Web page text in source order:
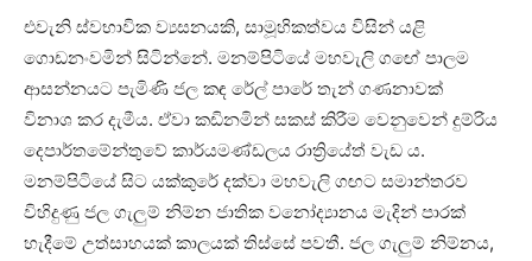
එවැනි ස්වභාවික ව්‍යසනයකි, සාමූහිකත්වය විසින් යළි
ගොඩනංවමින් සිටින්නේ. මනම්පිටියේ මහවැලි ගඟේ පාලම
ආසන්නයට පැමිණි ජල කඳ රේල් පාරේ තැන් ගණනාවක්
විනාශ කර දැමීය. ඒවා කඩිනමින් සකස් කිරීම වෙනුවෙන් දුම්රිය
දෙපාර්තමේන්තුවේ කාර්යමණ්ඩලය රාත්‍රියේත් වැඩ ය.
මනම්පිටියේ සිට යක්කුරේ දක්වා මහවැලි ගඟට සමාන්තරව
විහිදුණු ජල ගැලුම් නිම්න ජාතික වනෝද්‍යානය මැදින් පාරක්
හැදීමේ උත්සාහයක් කාලයක් තිස්සේ පවතී. ජල ගැලුම් නිම්නය,